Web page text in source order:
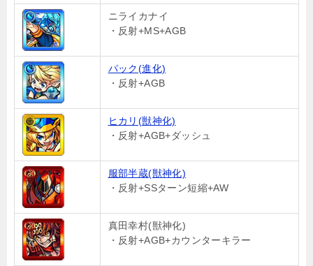
ニライカナイ
・反射+MS+AGB
パック(進化)
・反射+AGB
ヒカリ(獣神化)
・反射+AGB+ダッシュ
服部半蔵(獣神化)
・反射+SSターン短縮+AW
真田幸村(獣神化)
・反射+AGB+カウンターキラー